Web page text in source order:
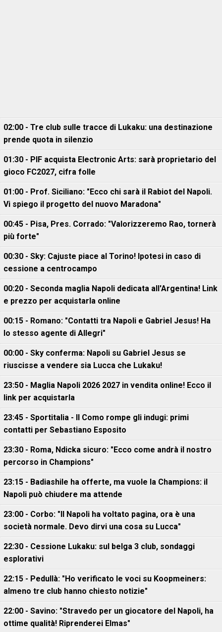
02:00 - Tre club sulle tracce di Lukaku: una destinazione
prende quota in silenzio
01:30 - PIF acquista Electronic Arts: sarà proprietario del
gioco FC2027, cifra folle
01:00 - Prof. Siciliano: "Ecco chi sarà il Rabiot del Napoli.
Vi spiego il progetto del nuovo Maradona"
00:45 - Pisa, Pres. Corrado: "Valorizzeremo Rao, tornerà
più forte"
00:30 - Sky: Cajuste piace al Torino! Ipotesi in caso di
cessione a centrocampo
00:20 - Seconda maglia Napoli dedicata all'Argentina! Link
e prezzo per acquistarla online
00:15 - Romano: "Contatti tra Napoli e Gabriel Jesus! Ha
lo stesso agente di Allegri"
00:00 - Sky conferma: Napoli su Gabriel Jesus se
riuscisse a vendere sia Lucca che Lukaku!
23:50 - Maglia Napoli 2026 2027 in vendita online! Ecco il
link per acquistarla
23:45 - Sportitalia - Il Como rompe gli indugi: primi
contatti per Sebastiano Esposito
23:30 - Roma, Ndicka sicuro: "Ecco come andrà il nostro
percorso in Champions"
23:15 - Badiashile ha offerte, ma vuole la Champions: il
Napoli può chiudere ma attende
23:00 - Corbo: "Il Napoli ha voltato pagina, ora è una
società normale. Devo dirvi una cosa su Lucca"
22:30 - Cessione Lukaku: sul belga 3 club, sondaggi
esplorativi
22:15 - Pedullà: "Ho verificato le voci su Koopmeiners:
almeno tre club hanno chiesto notizie"
22:00 - Savino: "Stravedo per un giocatore del Napoli, ha
ottime qualità! Riprenderei Elmas"